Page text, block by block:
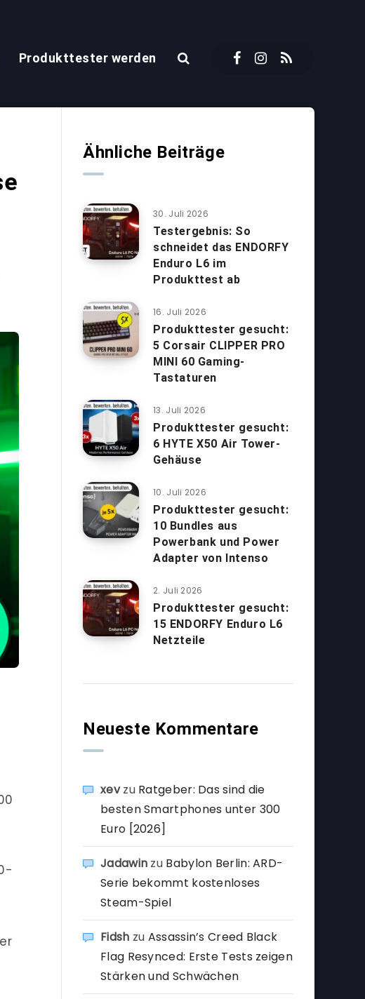
Produkttester werden
Ähnliche Beiträge
30. Juli 2026
Testergebnis: So
schneidet das ENDORFY
Enduro L6 im
Produkttest ab
16. Juli 2026
Produkttester gesucht:
5 Corsair CLIPPER PRO
MINI 60 Gaming-
Tastaturen
13. Juli 2026
Produkttester gesucht:
6 HYTE X50 Air Tower-
Gehäuse
10. Juli 2026
Produkttester gesucht:
10 Bundles aus
Powerbank und Power
Adapter von Intenso
2. Juli 2026
Produkttester gesucht:
15 ENDORFY Enduro L6
Netzteile
Neueste Kommentare
xevzu Ratgeber: Das sind die
besten Smartphones unter 300
Euro [2026]
Jadawin zu Babylon Berlin: ARD-
Serie bekommt kostenloses
Steam-Spiel
Fidsh zu Assassin’s Creed Black
Flag Resynced: Erste Tests zeigen
Stärken und Schwächen